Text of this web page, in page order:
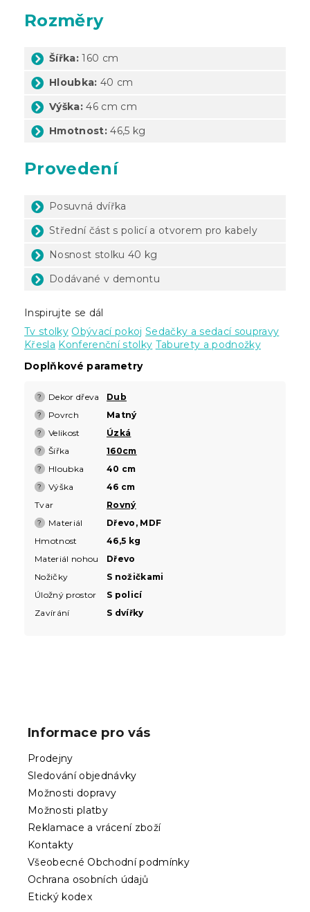
Rozměry
Šířka:160 cm
Hloubka: 40 cm
Výška: 46 cm cm
Hmotnost: 46,5 kg
Provedení
Posuvná dvířka
Střední část s policí a otvorem pro kabely
Nosnost stolku 40 kg
Dodávané v demontu
Inspirujte se dál
Tv stolky Obývací pokoj Sedačky a sedací soupravy
Křesla Konferenční stolky Taburety a podnožky
Doplňkové parametry
? Dekor dřeva Dub
? Povrch Matný
? Velikost Úzká
? Šířka 160cm
? Hloubka 40 cm
? Výška
46 cm
Tvar
Rovný
? Materiál
Dřevo, MDF
Hmotnost
46,5 kg
Materiál nohou
Dřevo
Nožičky
S nožičkami
Úložný prostor
S policí
Zavírání
S dvířky
Informace pro vás
Prodejny
Sledování objednávky
Možnosti dopravy
Možnosti platby
Reklamace a vrácení zboží
Kontakty
Všeobecné Obchodní podmínky
Ochrana osobních údajů
Etický kodex